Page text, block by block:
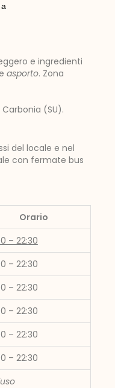
e ingredienti
asporto. Zona
Carbonia (SU).
del locale e nel
con fermate bus
Orario
– 22:30
– 22:30
– 22:30
– 22:30
– 22:30
– 22:30